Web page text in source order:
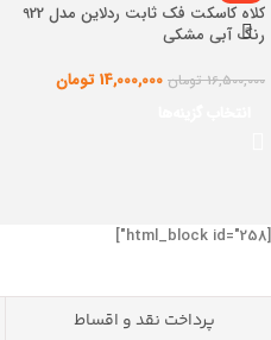
کلاه کاسکت فک ثابت ردلاین مدل 922
رنگ آبی مشکی
16,500,000 تومان 14,000,000 تومان
[html_block id="258"]
پرداخت نقد و اقساط